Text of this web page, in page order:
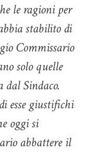
le ragioni per
stabilito di
Commissario
solo quelle
dal Sindaco.
esse giustifichi
oggi si
abbattere il